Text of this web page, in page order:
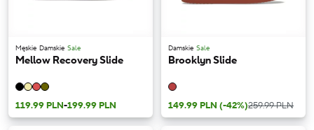
Męskie Damskie Sale
Mellow Recovery Slide
119.99 PLN-199.99 PLN
Damskie Sale
Brooklyn Slide
149.99 PLN (-42%)259.99 PLN